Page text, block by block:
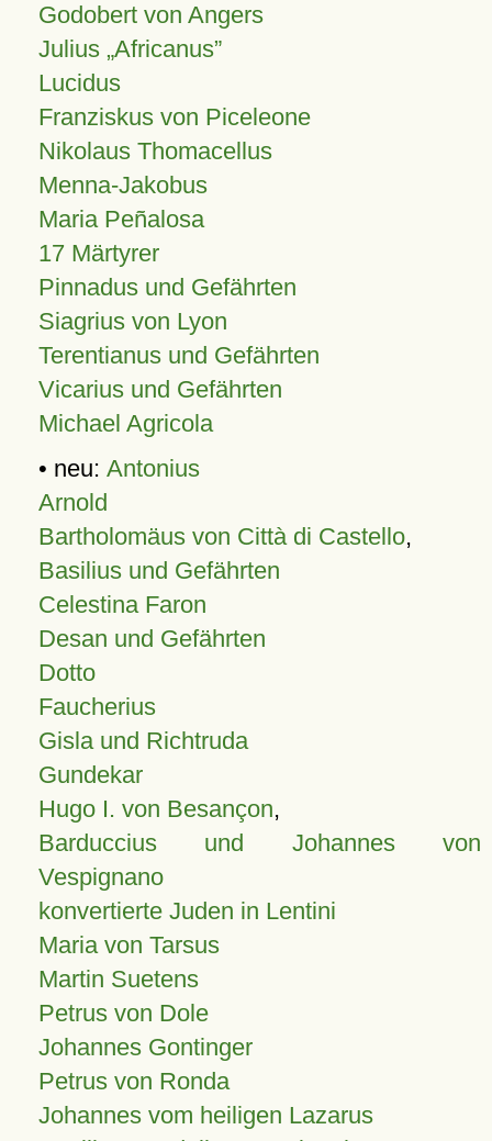
Godobert von Angers
Julius Africanus
Lucidus
Franziskus von Piceleone
Nikolaus Thomacellus
Menna-Jakobus
Maria Peñalosa
17 Märtyrer
Pinnadus und Gefährten
Siagrius von Lyon
Terentianus und Gefährten
Vicarius und Gefährten
Michael Agricola
• neu: Antonius
Arnold
Bartholomäus von Città di Castello,
Basilius und Gefährten
Celestina Faron
Desan und Gefährten
Dotto
Faucherius
Gisla und Richtruda
Gundekar
Hugo I. von Besançon,
Barduccius und Johannes von
Vespignano
konvertierte Juden in Lentini
Maria von Tarsus
Martin Suetens
Petrus von Dole
Johannes Gontinger
Petrus von Ronda
Johannes vom heiligen Lazarus